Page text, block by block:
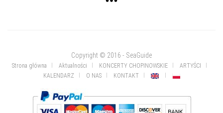
Copyright © 2016 - SeaGuide
Strona główna Aktualności KONCERTY CHOPINOWSKIE
ARTYŚCI
KALENDARZ
O NAS KONTAKT